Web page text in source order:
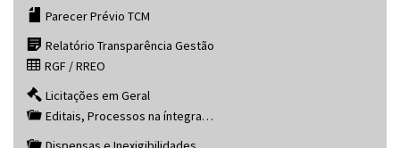
Parecer Prévio TCM
Relatório Transparência Gestão
RGF / RREO
Licitações em Geral
Editais, Processos na íntegra…